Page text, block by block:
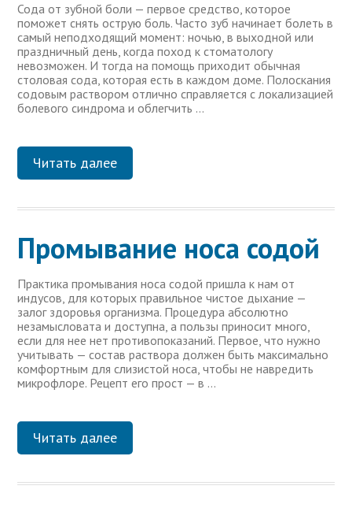
Сода от зубной боли — первое средство, которое
поможет снять острую боль. Часто зуб начинает болеть в
самый неподходящий момент: ночью, в выходной или
праздничный день, когда поход к стоматологу
невозможен. И тогда на помощь приходит обычная
столовая сода, которая есть в каждом доме. Полоскания
содовым раствором отлично справляется с локализацией
болевого синдрома и облегчить …
Читать далее
Промывание носа содой
Практика промывания носа содой пришла к нам от
индусов, для которых правильное чистое дыхание —
залог здоровья организма. Процедура абсолютно
незамысловата и доступна, а пользы приносит много,
если для нее нет противопоказаний. Первое, что нужно
учитывать — состав раствора должен быть максимально
комфортным для слизистой носа, чтобы не навредить
микрофлоре. Рецепт его прост — в …
Читать далее